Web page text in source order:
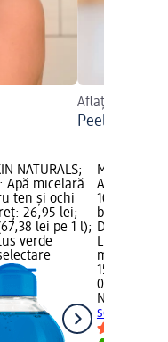
Aflați cum se
Peeling
NATURALS;
Apă micelară
ten și ochi
26,95 lei;
lei pe 1 l);
verde
Marcă:
Apă
100 ml;
bază: 0,1 l
Livrabil,
magazin
15,95 lei
0,1 l
NIVEA
sensibil,